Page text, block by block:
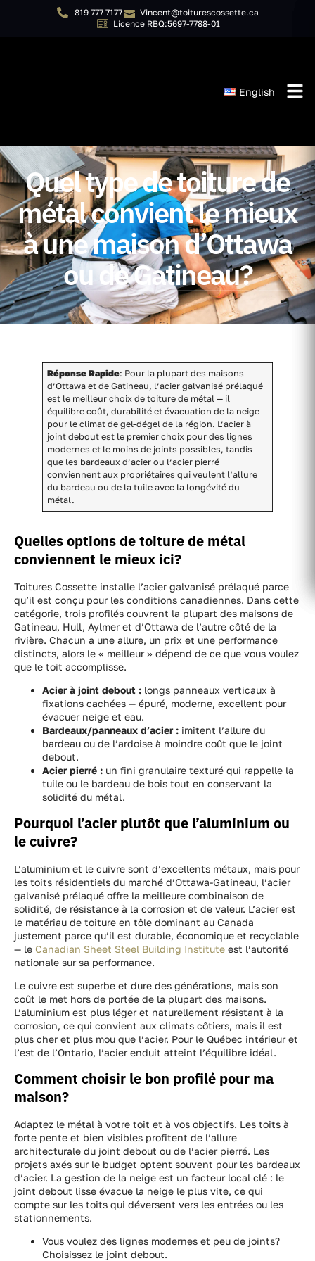
819 777 7177
Vincent@toiturescossette.ca
Licence RBQ:5697-7788-01
English
Quel type de toiture de
métal convient le mieux
à une maison d’Ottawa
ou de Gatineau?
Réponse Rapide: Pour la plupart des maisons
d’Ottawa et de Gatineau, l’acier galvanisé prélaqué
est le meilleur choix de toiture de métal — il
équilibre coût, durabilité et évacuation de la neige
pour le climat de gel-dégel de la région. L’acier à
joint debout est le premier choix pour des lignes
modernes et le moins de joints possibles, tandis
que les bardeaux d’acier ou l’acier pierré
conviennent aux propriétaires qui veulent l’allure
du bardeau ou de la tuile avec la longévité du
métal.
Quelles options de toiture de métal
conviennent le mieux ici?
Toitures Cossette installe l’acier galvanisé prélaqué parce
qu’il est conçu pour les conditions canadiennes. Dans cette
catégorie, trois profilés couvrent la plupart des maisons de
Gatineau, Hull, Aylmer et d’Ottawa de l’autre côté de la
rivière. Chacun a une allure, un prix et une performance
distincts, alors le « meilleur » dépend de ce que vous voulez
que le toit accomplisse.
Acier à joint debout : longs panneaux verticaux à
fixations cachées — épuré, moderne, excellent pour
évacuer neige et eau.
Bardeaux/panneaux d’acier : imitent l’allure du
bardeau ou de l’ardoise à moindre coût que le joint
debout.
Acier pierré : un fini granulaire texturé qui rappelle la
tuile ou le bardeau de bois tout en conservant la
solidité du métal.
Pourquoi l’acier plutôt que l’aluminium ou
le cuivre?
L’aluminium et le cuivre sont d’excellents métaux, mais pour
les toits résidentiels du marché d’Ottawa-Gatineau, l’acier
galvanisé prélaqué offre la meilleure combinaison de
solidité, de résistance à la corrosion et de valeur. L’acier est
le matériau de toiture en tôle dominant au Canada
justement parce qu’il est durable, économique et recyclable
— le Canadian Sheet Steel Building Institute est l’autorité
nationale sur sa performance.
Le cuivre est superbe et dure des générations, mais son
coût le met hors de portée de la plupart des maisons.
L’aluminium est plus léger et naturellement résistant à la
corrosion, ce qui convient aux climats côtiers, mais il est
plus cher et plus mou que l’acier. Pour le Québec intérieur et
l’est de l’Ontario, l’acier enduit atteint l’équilibre idéal.
Comment choisir le bon profilé pour ma
maison?
Adaptez le métal à votre toit et à vos objectifs. Les toits à
forte pente et bien visibles profitent de l’allure
architecturale du joint debout ou de l’acier pierré. Les
projets axés sur le budget optent souvent pour les bardeaux
d’acier. La gestion de la neige est un facteur local clé : le
joint debout lisse évacue la neige le plus vite, ce qui
compte sur les toits qui déversent vers les entrées ou les
stationnements.
Vous voulez des lignes modernes et peu de joints?
Choisissez le joint debout.